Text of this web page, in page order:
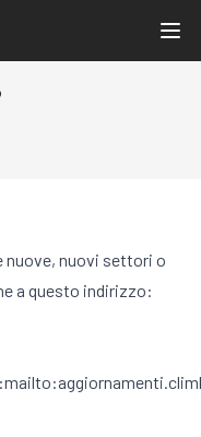
nuove, nuovi settori o
a questo indirizzo: